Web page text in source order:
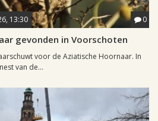
13:30 0
gevonden in Voorschoten
voor de Aziatische Hoornaar. In
van de...